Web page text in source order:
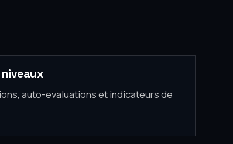
auto-evaluations et indicateurs de